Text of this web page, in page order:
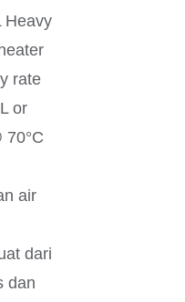
Heavy
rate
or
70°C
air
dari
dan